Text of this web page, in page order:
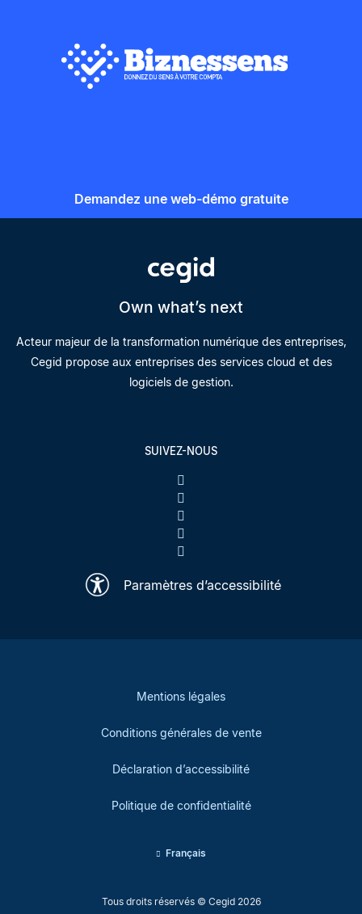
Demandez une web-démo gratuite
Own what’s next
Acteur majeur de la transformation numérique des entreprises,
Cegid propose aux entreprises des services cloud et des
logiciels de gestion.
SUIVEZ-NOUS
Paramètres d’accessibilité
Tous droits réservés © Cegid 2026
Mentions légales
Conditions générales de vente
Déclaration d’accessibilité
Politique de confidentialité
Français